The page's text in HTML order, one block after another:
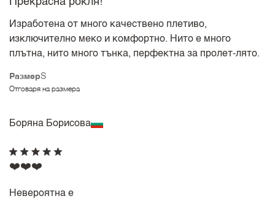
РазмерS
Отговаря на размера
Изработена от много качествено плетиво,
изключително меко и комфортно. Нито е много
плътна, нито много тънка, перфектна за пролет-лято.
Боряна Борисова
❤️❤️❤️
Невероятна е